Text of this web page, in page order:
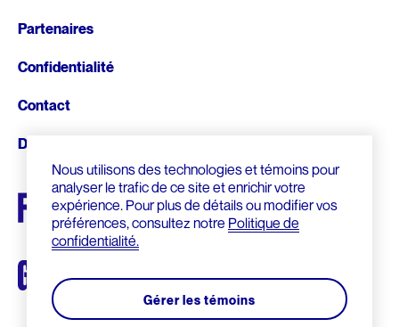
Nous utilisons des technologies et témoins pour
analyser le trafic de ce site et enrichir votre
expérience. Pour plus de détails ou modifier vos
préférences, consultez notre Politique de
confidentialité.
Gérer les témoins
page
Partenaires
Confidentialité
Contact
Donnez